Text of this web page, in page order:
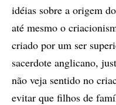
idéias sobre a origem
até mesmo o
criado por um ser
sacerdote anglicano,
não veja sentido no
evitar que filhos de